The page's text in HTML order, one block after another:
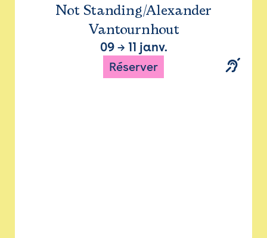
Not Standing/Alexander
Vantournhout
09→ 11 janv.
Réserver